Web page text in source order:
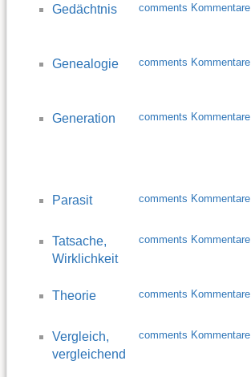
Gedächtnis comments Kommentare
Genealogie comments Kommentare
Generation comments Kommentare
Parasit comments Kommentare
Tatsache,
Wirklichkeit
comments Kommentare
Theorie comments Kommentare
Vergleich,
vergleichend
comments Kommentare